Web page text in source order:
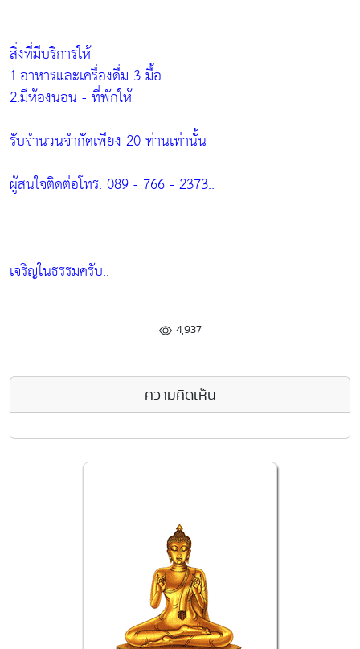
สิ่งที่มีบริการให้
1.อาหารและเครื่องดื่ม 3 มื้อ
2.มีห้องนอน - ที่พักให้
รับจำนวนจำกัดเพียง 20 ท่านเท่านั้น
ผู้สนใจติดต่อโทร. 089 - 766 - 2373..
เจริญในธรรมครับ..
4,937
ความคิดเห็น